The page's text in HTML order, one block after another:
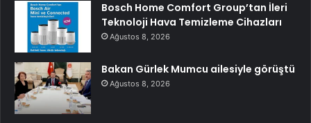
Bosch Home Comfort Group’tan İleri
Teknoloji Hava Temizleme Cihazları
Ağustos 8, 2026
Bakan Gürlek Mumcu ailesiyle görüştü
Ağustos 8, 2026